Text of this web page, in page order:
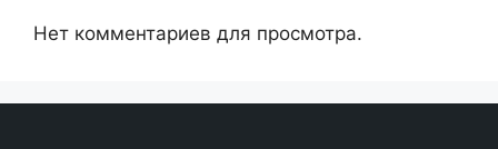
Нет комментариев для просмотра.